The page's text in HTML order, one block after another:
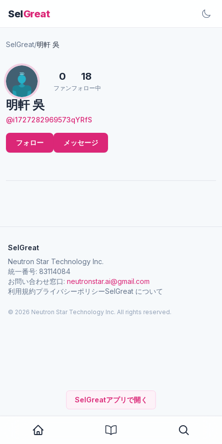
SelGreat
SelGreatアプリで開く
SelGreat/明軒 吳
明軒 吳
@i1727282969573qYRfS
0
ファン
18
フォロー中
フォロー メッセージ
SelGreat
Neutron Star Technology Inc.
統一番号: 83114084
お問い合わせ窓口: neutronstar.ai@gmail.com
利用規約プライバシーポリシーSelGreat について
© 2026 Neutron Star Technology Inc. All rights reserved.